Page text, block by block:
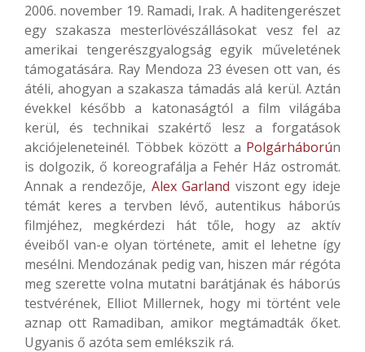
2006. november 19. Ramadi, Irak. A haditengerészet
egy szakasza mesterlövészállásokat vesz fel az
amerikai tengerészgyalogság egyik műveletének
támogatására. Ray Mendoza 23 évesen ott van, és
átéli, ahogyan a szakasza támadás alá kerül. Aztán
évekkel később a katonaságtól a film világába
kerül, és technikai szakértő lesz a forgatások
akciójeleneteinél. Többek között a Polgárháborún
is dolgozik, ő koreografálja a Fehér Ház ostromát.
Annak a rendezője, Alex Garland viszont egy ideje
témát keres a tervben lévő, autentikus háborús
filmjéhez, megkérdezi hát tőle, hogy az aktív
éveiből van-e olyan története, amit el lehetne így
mesélni. Mendozának pedig van, hiszen már régóta
meg szerette volna mutatni barátjának és háborús
testvérének, Elliot Millernek, hogy mi történt vele
aznap ott Ramadiban, amikor megtámadták őket.
Ugyanis ő azóta sem emlékszik rá.